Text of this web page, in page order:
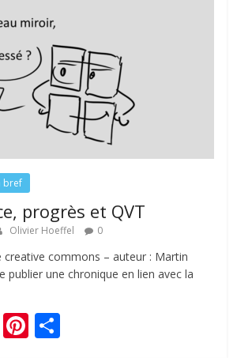
bref
progrès et QVT
Olivier Hoeffel 0
creative commons – auteur : Martin
publier une chronique en lien avec la
Li Pi